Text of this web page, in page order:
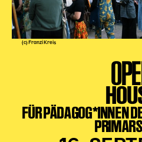
(c) Franzi Kreis
FÜR PÄDAGOG*INNEN